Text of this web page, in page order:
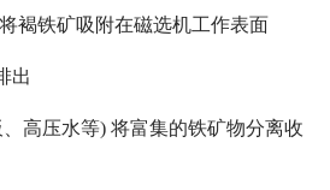
褐铁矿吸附在磁选机工作表面
出
高压水等) 将富集的铁矿物分离收